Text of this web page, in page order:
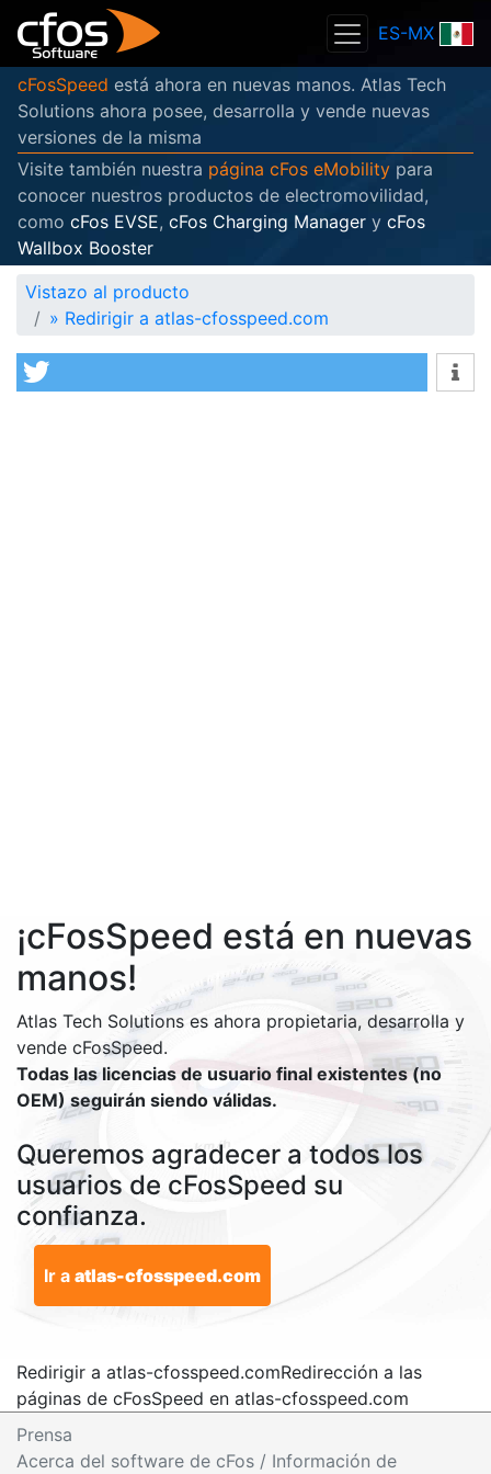
ES-MX
cFosSpeed está ahora en nuevas manos. Atlas Tech
Solutions ahora posee, desarrolla y vende nuevas
versiones de la misma
Visite también nuestra página cFos eMobility para
conocer nuestros productos de electromovilidad,
como cFos EVSE, cFos Charging Manager y cFos
Wallbox Booster
Vistazo al producto
» Redirigir a atlas-cfosspeed.com
¡cFosSpeed está en nuevas
manos!
Atlas Tech Solutions es ahora propietaria, desarrolla y
vende cFosSpeed.
Todas las licencias de usuario final existentes (no
OEM) seguirán siendo válidas.
Queremos agradecer a todos los
usuarios de cFosSpeed su
confianza.
Ir a atlas-cfosspeed.com
Redirigir a atlas-cfosspeed.comRedirección a las
páginas de cFosSpeed en atlas-cfosspeed.com
Prensa
Acerca del software de cFos / Información de